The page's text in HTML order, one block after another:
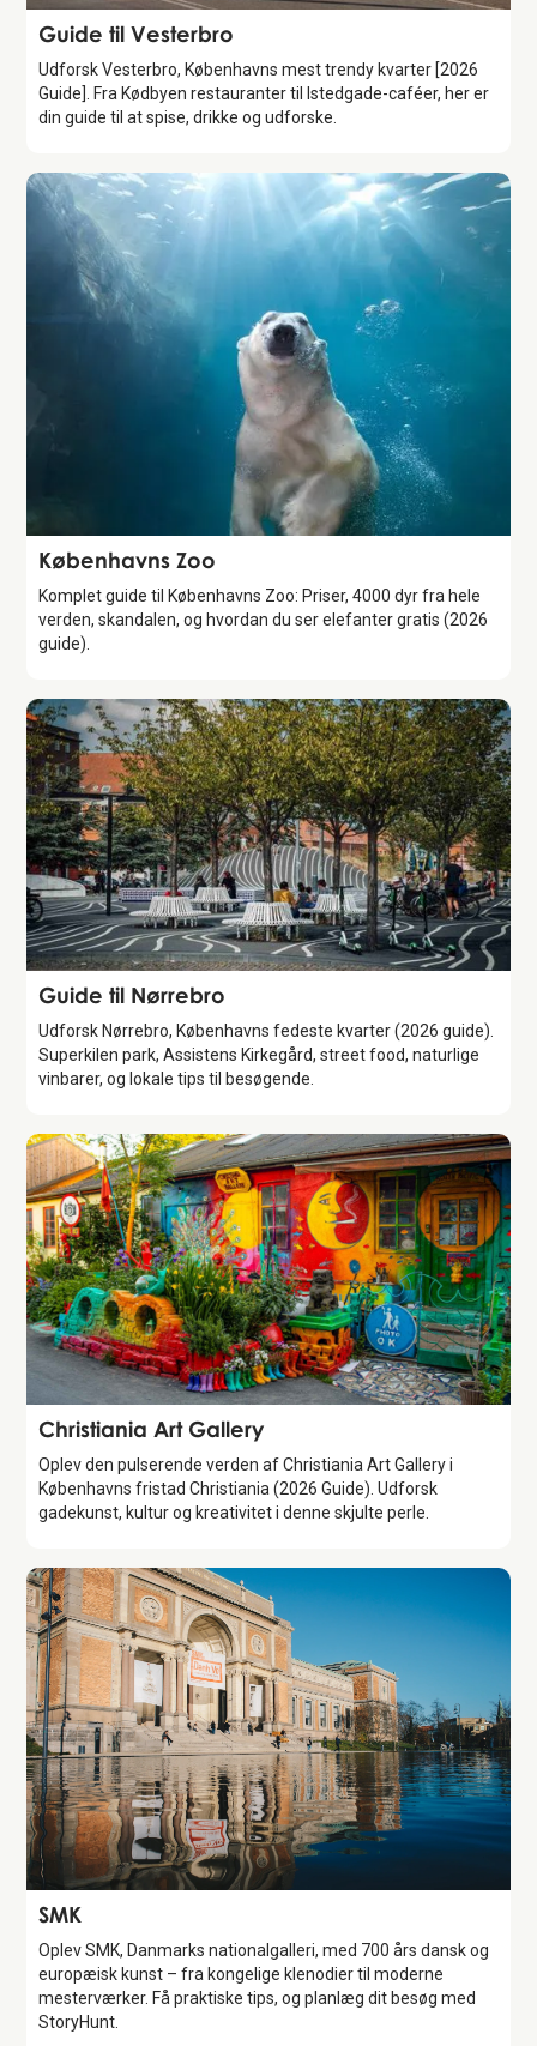
Guide
Guide til Vesterbro
Udforsk Vesterbro, Københavns mest trendy kvarter [2026
Guide]. Fra Kødbyen restauranter til Istedgade-caféer, her er
din guide til at spise, drikke og udforske.
Attraction
Københavns Zoo
Komplet guide til Københavns Zoo: Priser, 4000 dyr fra hele
verden, skandalen, og hvordan du ser elefanter gratis (2026
guide).
Guide
Guide til Nørrebro
Udforsk Nørrebro, Københavns fedeste kvarter (2026 guide).
Superkilen park, Assistens Kirkegård, street food, naturlige
vinbarer, og lokale tips til besøgende.
Attraction
Christiania Art Gallery
Oplev den pulserende verden af Christiania Art Gallery i
Københavns fristad Christiania (2026 Guide). Udforsk
gadekunst, kultur og kreativitet i denne skjulte perle.
Attraction
SMK
Oplev SMK, Danmarks nationalgalleri, med 700 års dansk og
europæisk kunst – fra kongelige klenodier til moderne
mesterværker. Få praktiske tips, og planlæg dit besøg med
StoryHunt.